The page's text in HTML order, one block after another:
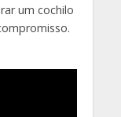
um cochilo